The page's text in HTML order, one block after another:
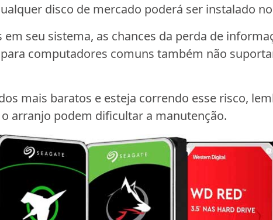
disco de mercado poderá ser instalado
seu sistema, as chances da perda de
computadores comuns também não
mais baratos e esteja correndo esse risco,
arranjo podem dificultar a manutenção.